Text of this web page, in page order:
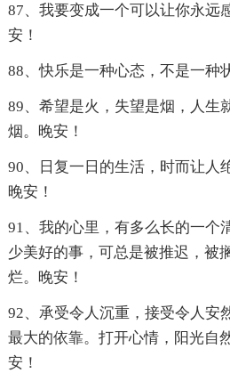
87、我要变成一个可以让你永远
安！
88、快乐是一种心态，不是一种
89、希望是火，失望是烟，人生
烟。晚安！
90、日复一日的生活，时而让人
晚安！
91、我的心里，有多么长的一个
少美好的事，可总是被推迟，被
烂。晚安！
92、承受令人沉重，接受令人安
最大的依靠。打开心情，阳光自
安！